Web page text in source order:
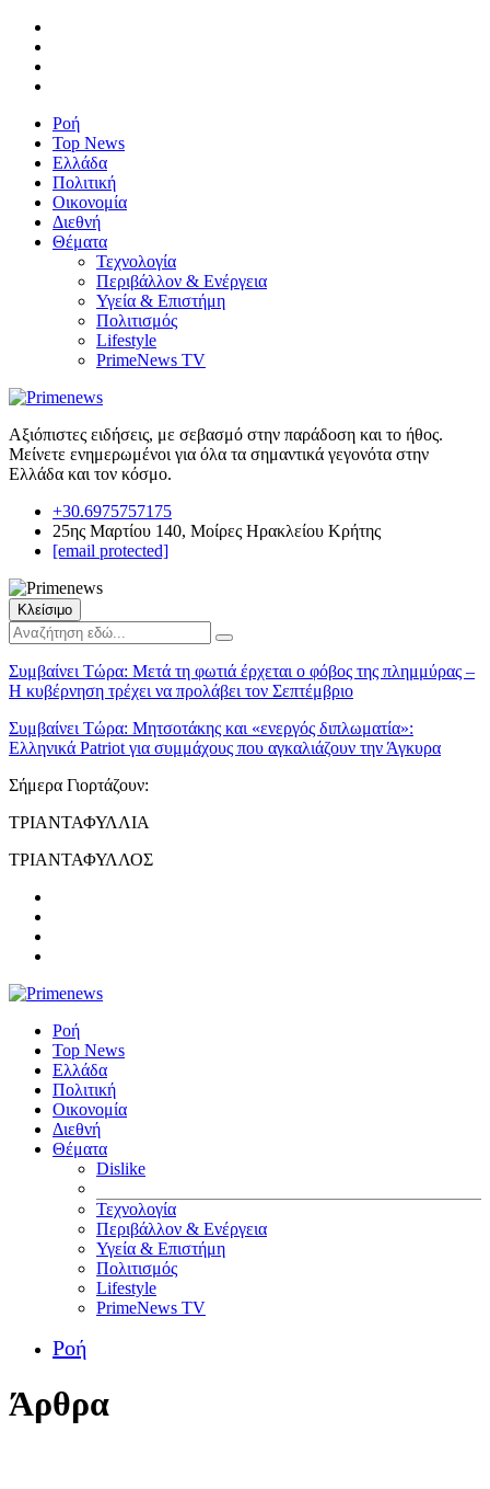
Ροή
Top News
Ελλάδα
Πολιτική
Οικονομία
Διεθνή
Θέματα
Τεχνολογία
Περιβάλλον & Ενέργεια
Υγεία & Επιστήμη
Πολιτισμός
Lifestyle
PrimeNews TV
Αξιόπιστες ειδήσεις, με σεβασμό στην παράδοση και το ήθος.
Μείνετε ενημερωμένοι για όλα τα σημαντικά γεγονότα στην
Ελλάδα και τον κόσμο.
+30.6975757175
25ης Μαρτίου 140, Μοίρες Ηρακλείου Κρήτης
[email protected]
Κλείσιμο
Συμβαίνει Τώρα: Μετά τη φωτιά έρχεται ο φόβος της πλημμύρας –
Η κυβέρνηση τρέχει να προλάβει τον Σεπτέμβριο
Συμβαίνει Τώρα: Μητσοτάκης και «ενεργός διπλωματία»:
Ελληνικά Patriot για συμμάχους που αγκαλιάζουν την Άγκυρα
Σήμερα Γιορτάζουν:
ΤΡΙΑΝΤΑΦΥΛΛΙΑ
ΤΡΙΑΝΤΑΦΥΛΛΟΣ
Ροή
Top News
Ελλάδα
Πολιτική
Οικονομία
Διεθνή
Θέματα
Dislike
Τεχνολογία
Περιβάλλον & Ενέργεια
Υγεία & Επιστήμη
Πολιτισμός
Lifestyle
PrimeNews TV
Ροή
Άρθρα